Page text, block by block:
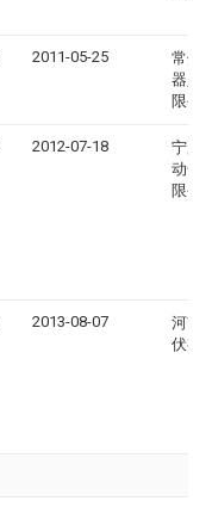
2011-05-25
常州
器人
限公
2012-07-18
宁夏
动化
限公
2013-08-07
河南
伏有